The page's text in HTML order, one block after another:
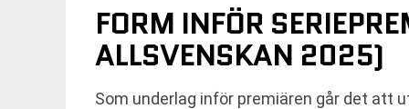
FORM INFÖR
ALLSVENSKAN 2025)
Som underlag inför premiären går det att